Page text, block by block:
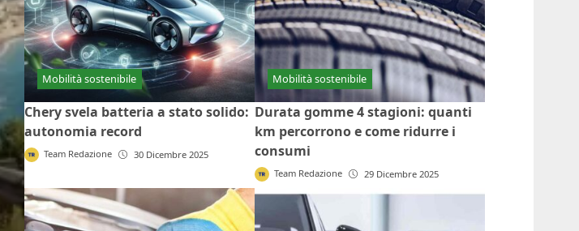
Mobilità sostenibile
Chery svela batteria a stato solido:
autonomia record
Team Redazione 30 Dicembre 2025
Mobilità sostenibile
Durata gomme 4 stagioni: quanti
km percorrono e come ridurre i
consumi
Team Redazione 29 Dicembre 2025